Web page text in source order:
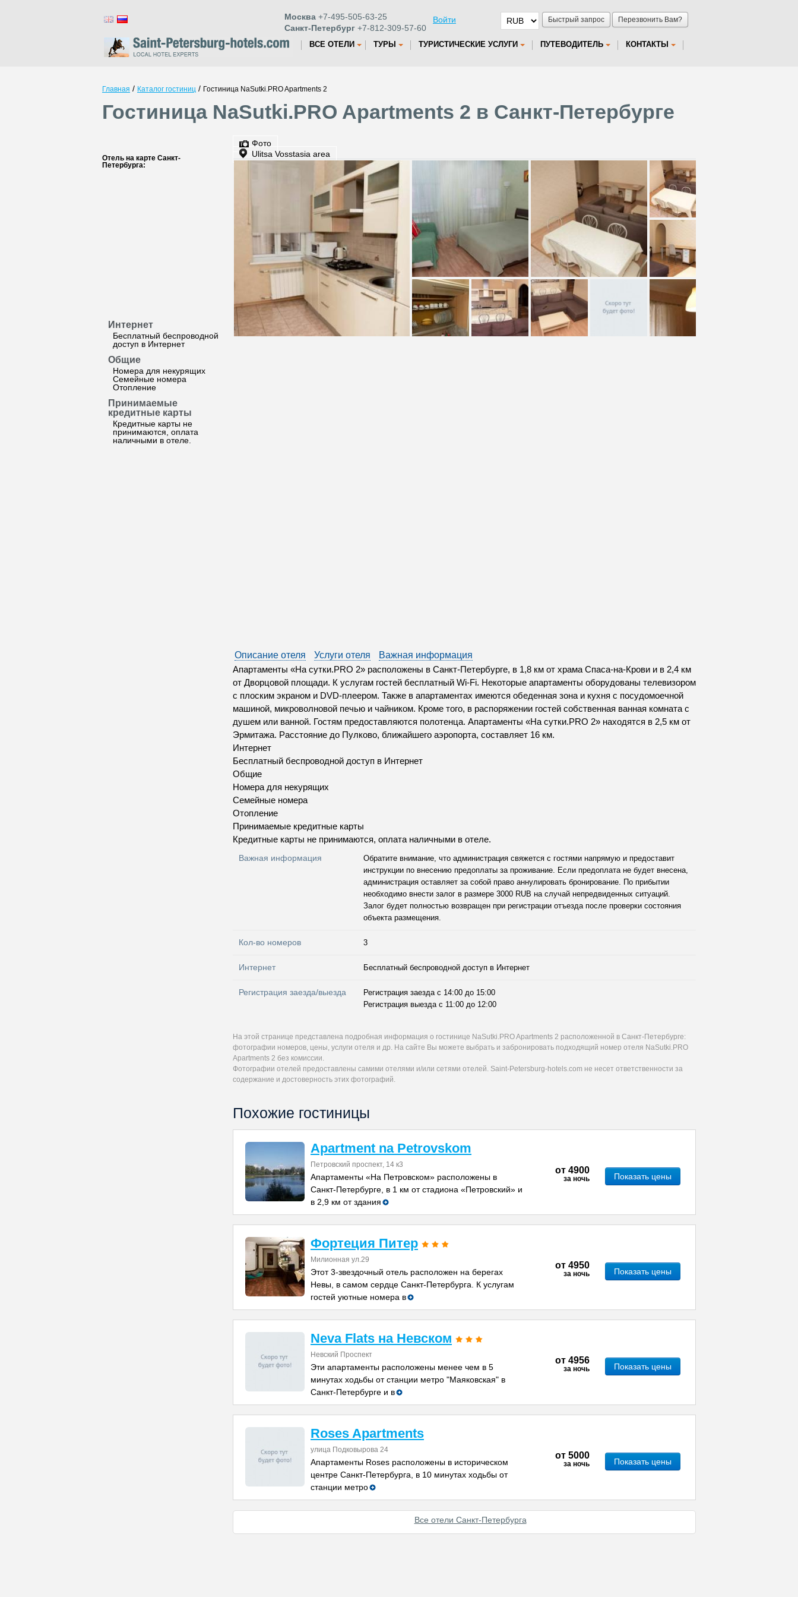
Быстрый запрос Перезвонить Вам?
Москва +7-495-505-63-25
Санкт-Петербург +7-812-309-57-60
Войти
ВСЕ ОТЕЛИ ТУРЫ ТУРИСТИЧЕСКИЕ УСЛУГИ ПУТЕВОДИТЕЛЬ КОНТАКТЫ
Главная / Каталог гостиниц / Гостиница NaSutki.PRO Apartments 2
Гостиница NaSutki.PRO Apartments 2 в Санкт-Петербурге
Отель на карте Санкт-
Петербурга:
Интернет
Бесплатный беспроводной
доступ в Интернет
Общие
Номера для некурящих
Семейные номера
Отопление
Принимаемые
кредитные карты
Кредитные карты не
принимаются, оплата
наличными в отеле.
Фото
Ulitsa Vosstasia area
Описание отеля Услуги отеля
Важная информация
Апартаменты «На сутки.PRO 2» расположены в Санкт-Петербурге, в 1,8 км от храма Спаса-на-Крови и в 2,4 км
от Дворцовой площади. К услугам гостей бесплатный Wi-Fi. Некоторые апартаменты оборудованы телевизором
с плоским экраном и DVD-плеером. Также в апартаментах имеются обеденная зона и кухня с посудомоечной
машиной, микроволновой печью и чайником. Кроме того, в распоряжении гостей собственная ванная комната с
душем или ванной. Гостям предоставляются полотенца. Апартаменты «На сутки.PRO 2» находятся в 2,5 км от
Эрмитажа. Расстояние до Пулково, ближайшего аэропорта, составляет 16 км.
Интернет
Бесплатный беспроводной доступ в Интернет
Общие
Номера для некурящих
Семейные номера
Отопление
Принимаемые кредитные карты
Кредитные карты не принимаются, оплата наличными в отеле.
Важная информация
Обратите внимание, что администрация свяжется с гостями напрямую и предоставит
инструкции по внесению предоплаты за проживание. Если предоплата не будет внесена,
администрация оставляет за собой право аннулировать бронирование. По прибытии
необходимо внести залог в размере 3000 RUB на случай непредвиденных ситуаций.
Залог будет полностью возвращен при регистрации отъезда после проверки состояния
объекта размещения.
Кол-во номеров 3
Интернет Бесплатный беспроводной доступ в Интернет
Регистрация заезда/выезда
Регистрация заезда с 14:00 до 15:00
Регистрация выезда с 11:00 до 12:00
На этой странице представлена подробная информация о гостинице NaSutki.PRO Apartments 2 расположенной в Санкт-Петербурге:
фотографии номеров, цены, услуги отеля и др. На сайте Вы можете выбрать и забронировать подходящий номер отеля NaSutki.PRO
Apartments 2 без комиссии.
Фотографии отелей предоставлены самими отелями и/или сетями отелей. Saint-Petersburg-hotels.com не несет ответственности за
содержание и достоверность этих фотографий.
Похожие гостиницы
Apartment na Petrovskom
Петровский проспект, 14 к3
Апартаменты «На Петровском» расположены в
Санкт-Петербурге, в 1 км от стадиона «Петровский» и
в 2,9 км от здания
от 4900
за ночь Показать цены
Фортеция Питер
Милионная ул.29
Этот 3-звездочный отель расположен на берегах
Невы, в самом сердце Санкт-Петербурга. К услугам
гостей уютные номера в
от 4950
за ночь Показать цены
Neva Flats на Невском
Невский Проспект
Эти апартаменты расположены менее чем в 5
минутах ходьбы от станции метро "Маяковская" в
Санкт-Петербурге и в
от 4956
за ночь Показать цены
Roses Apartments
улица Подковырова 24
Апартаменты Roses расположены в историческом
центре Санкт-Петербурга, в 10 минутах ходьбы от
станции метро
от 5000
за ночь Показать цены
Все отели Санкт-Петербурга